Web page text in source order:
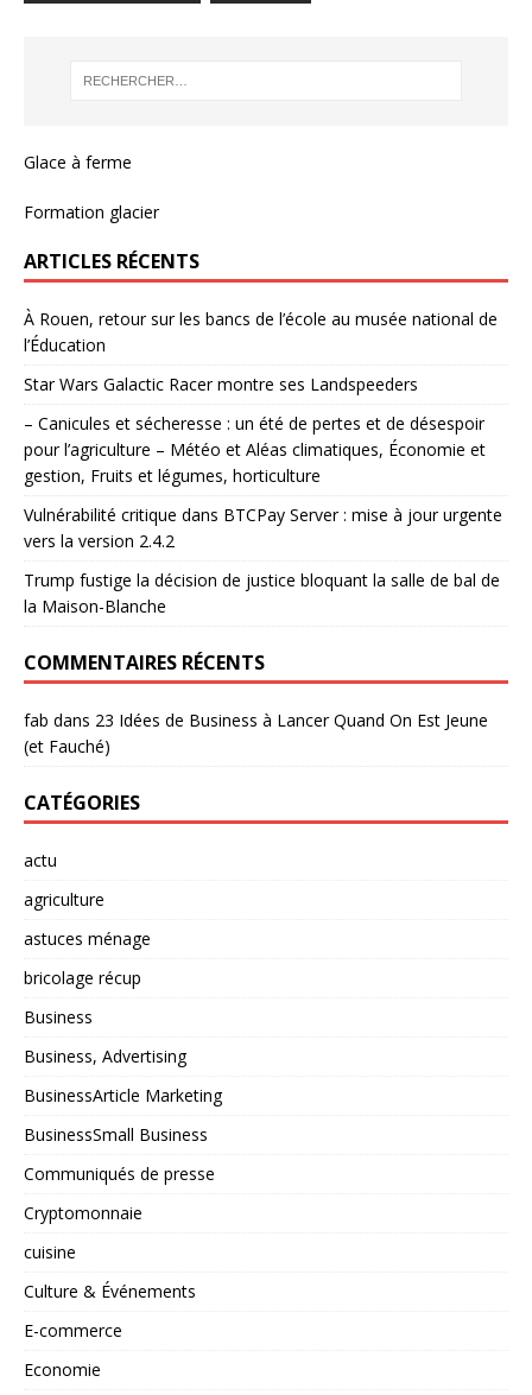
Glace à ferme
Formation glacier
ARTICLES RÉCENTS
À Rouen, retour sur les bancs de l’école au musée national de
l’Éducation
Star Wars Galactic Racer montre ses Landspeeders
– Canicules et sécheresse : un été de pertes et de désespoir
pour l’agriculture – Météo et Aléas climatiques, Économie et
gestion, Fruits et légumes, horticulture
Vulnérabilité critique dans BTCPay Server : mise à jour urgente
vers la version 2.4.2
Trump fustige la décision de justice bloquant la salle de bal de
la Maison-Blanche
COMMENTAIRES RÉCENTS
fab dans 23 Idées de Business à Lancer Quand On Est Jeune
(et Fauché)
CATÉGORIES
actu
agriculture
astuces ménage
bricolage récup
Business
Business, Advertising
BusinessArticle Marketing
BusinessSmall Business
Communiqués de presse
Cryptomonnaie
cuisine
Culture & Événements
E-commerce
Economie